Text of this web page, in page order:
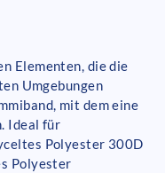
Elementen, die die
Umgebungen
mit dem eine
Ideal für
Polyester 300D
Polyester